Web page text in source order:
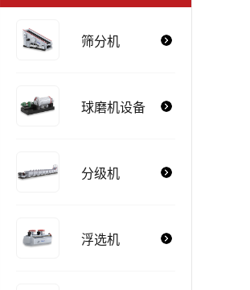
筛分机
球磨机设备
分级机
浮选机